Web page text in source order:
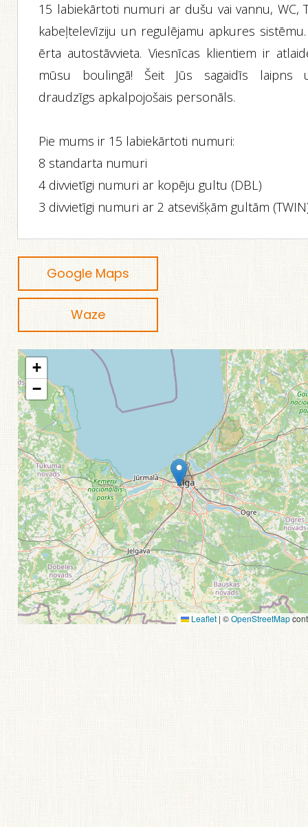
15 labiekārtoti numuri ar dušu vai vannu, WC,
kabeļtelevīziju un regulējamu apkures
ērta autostāvvieta. Viesnīcas klientiem ir
mūsu boulingā! Šeit Jūs sagaidīs laipns
draudzīgs apkalpojošais personāls.
Pie mums ir 15 labiekārtoti numuri:
8 standarta numuri
4 divvietīgi numuri ar kopēju gultu (DBL)
3 divvietīgi numuri ar 2 atsevišķām gultām
Google Maps
Waze
+
−
Leaflet | ©OpenStreetMap